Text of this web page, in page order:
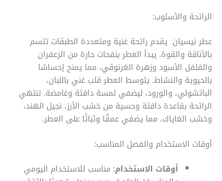
الرائحة والأسلوب:
عطر نيسيان يقدم رائحة غنية ومتعددة الطبقات تتسم
بالأناقة والقوة. يبدأ العطر بنفحات حارة من الزعفران
والفلفل الأسود وزهرة الغرنوقي، مما يمنح إحساسًا
بالحيوية والنشاط. يتوسط العطر قلب غني باللبان،
الباتشولي، والورود، ليضفي لمسة دافئة وغامضة. تنتهي
الرائحة بقاعدة دافئة وحسية من خشب الأرز، نجيل الهند،
وخشب الغاياك، مما يضفي عمقًا وثباتًا على العطر.
أوقات الاستخدام والفصل المناسب:
أوقات الاستخدام: مناسب للاستخدام اليومي